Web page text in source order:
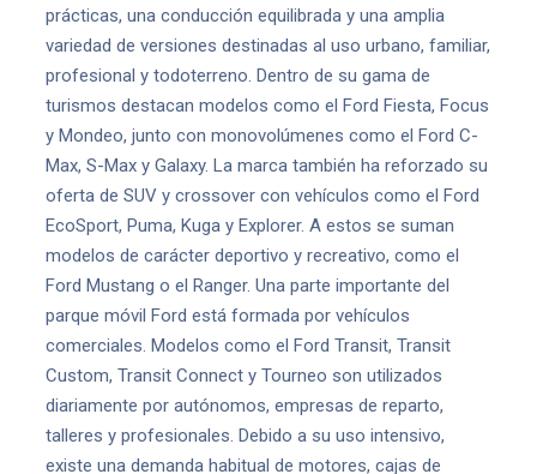
prácticas, una conducción equilibrada y una amplia
variedad de versiones destinadas al uso urbano, familiar,
profesional y todoterreno. Dentro de su gama de
turismos destacan modelos como el Ford Fiesta, Focus
y Mondeo, junto con monovolúmenes como el Ford C-
Max, S-Max y Galaxy. La marca también ha reforzado su
oferta de SUV y crossover con vehículos como el Ford
EcoSport, Puma, Kuga y Explorer. A estos se suman
modelos de carácter deportivo y recreativo, como el
Ford Mustang o el Ranger. Una parte importante del
parque móvil Ford está formada por vehículos
comerciales. Modelos como el Ford Transit, Transit
Custom, Transit Connect y Tourneo son utilizados
diariamente por autónomos, empresas de reparto,
talleres y profesionales. Debido a su uso intensivo,
existe una demanda habitual de motores, cajas de